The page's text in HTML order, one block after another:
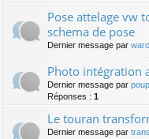
Pose attelage vw
schema de pose
Dernier message par
Photo intégration
Dernier message par
Réponses : 1
Le touran
Dernier message par